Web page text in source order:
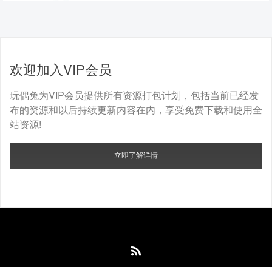
欢迎加入VIP会员
玩偶兔为VIP会员提供所有资源打包计划，包括当前已经发
布的资源和以后持续更新内容在内，享受免费下载和使用全
站资源!
立即了解详情